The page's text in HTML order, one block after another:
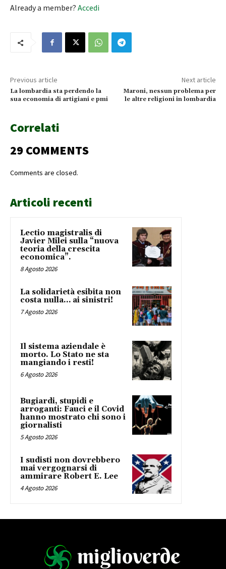
Already a member? Accedi
Previous article
La lombardia sta perdendo la
sua economia di artigiani e pmi
Next article
Maroni, nessun problema per
le altre religioni in lombardia
Correlati
29 COMMENTS
Comments are closed.
Articoli recenti
Lectio magistralis di
Javier Milei sulla “nuova
teoria della crescita
economica”.
8 Agosto 2026
La solidarietà esibita non
costa nulla… ai sinistri!
7 Agosto 2026
Il sistema aziendale è
morto. Lo Stato ne sta
mangiando i resti!
6 Agosto 2026
Bugiardi, stupidi e
arroganti: Fauci e il Covid
hanno mostrato chi sono i
giornalisti
5 Agosto 2026
I sudisti non dovrebbero
mai vergognarsi di
ammirare Robert E. Lee
4 Agosto 2026